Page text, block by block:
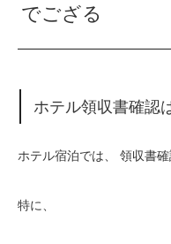
でござる
ホテル領収書確認
ホテル宿泊では、 領収書
特に、